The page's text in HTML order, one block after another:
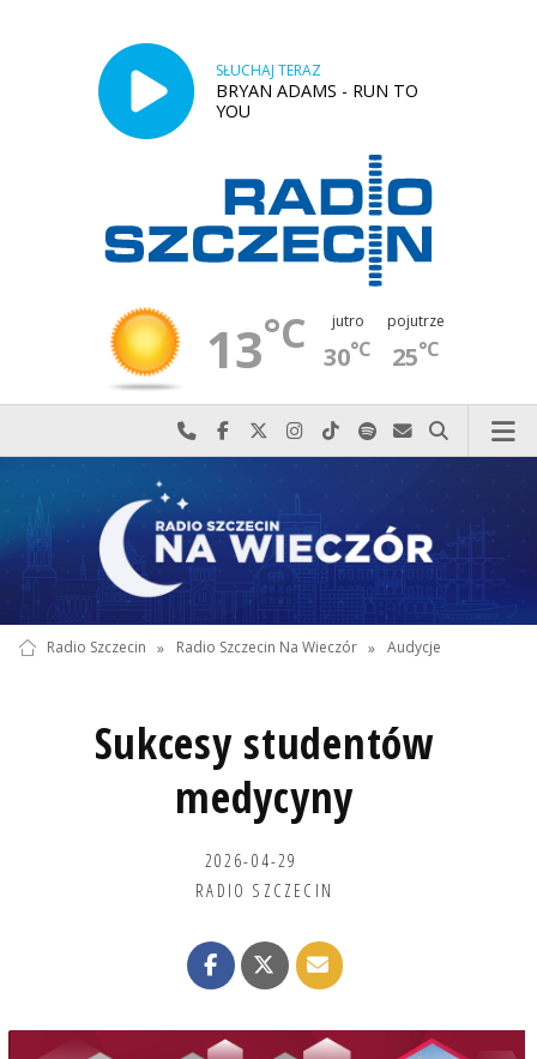
SŁUCHAJ TERAZ
BRYAN ADAMS - RUN TO
YOU
13°C jutro
30°C
pojutrze
25°C
Najlepiej po prostu do nas zadzwoń
Odwiedź nas na Facebook-u
Odwiedź nas na X
Odwiedź nas na Instagram-ie
Odwiedź nas na TikTok-u
Szukaj nas na Spotify
Wyślij do nas
Szukaj
Radio Szczecin » Radio Szczecin Na Wieczór » Audycje
Sukcesy studentów
medycyny
2026-04-29
RADIO SZCZECIN